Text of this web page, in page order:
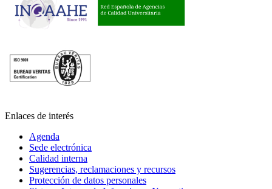
Enlaces de interés
Agenda
Sede electrónica
Calidad interna
Sugerencias, reclamaciones y recursos
Protección de datos personales